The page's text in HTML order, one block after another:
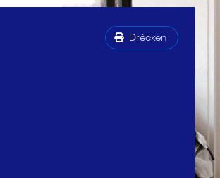
Drécken